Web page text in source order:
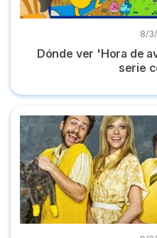
8/
Dónde ver 'Hora de
serie
Dónde ver la serie